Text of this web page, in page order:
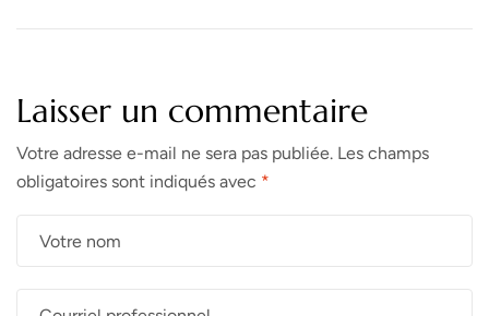
Laisser un commentaire
Votre adresse e-mail ne sera pas publiée. Les champs
obligatoires sont indiqués avec *